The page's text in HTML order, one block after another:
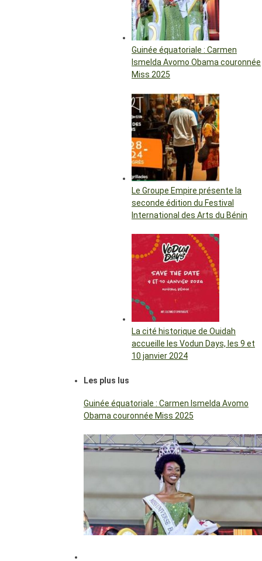
Guinée équatoriale : Carmen
Ismelda Avomo Obama couronnée
Miss 2025
Le Groupe Empire présente la
seconde édition du Festival
International des Arts du Bénin
La cité historique de Ouidah
accueille les Vodun Days, les 9 et
10 janvier 2024
Les plus lus
Guinée équatoriale : Carmen Ismelda Avomo
Obama couronnée Miss 2025